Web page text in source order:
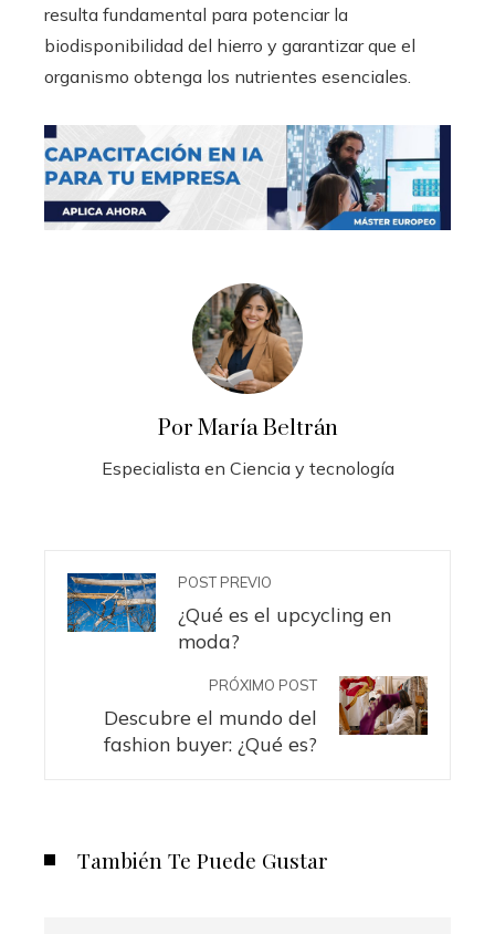
resulta fundamental para potenciar la
biodisponibilidad del hierro y garantizar que el
organismo obtenga los nutrientes esenciales.
Por María Beltrán
Especialista en Ciencia y tecnología
POST PREVIO
¿Qué es el upcycling en
moda?
PRÓXIMO POST
Descubre el mundo del
fashion buyer: ¿Qué es?
También Te Puede Gustar